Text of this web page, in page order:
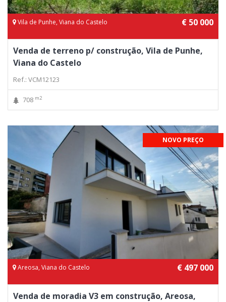
Vila de Punhe, Viana do Castelo € 50 000
Venda de terreno p/ construção, Vila de Punhe,
Viana do Castelo
Ref.: VCM12123
708 m2
NOVO PREÇO
Areosa, Viana do Castelo € 497 000
Venda de moradia V3 em construção, Areosa,